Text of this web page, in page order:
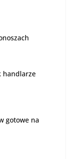
handlarze
gotowe na